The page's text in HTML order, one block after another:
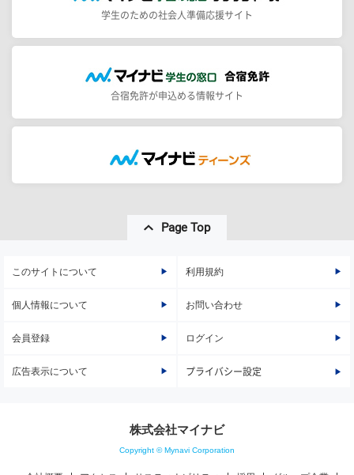
学生のための社会人準備応援サイト
合宿免許が申込める情報サイト
Page Top
このサイトについて 利用規約
個人情報について お問い合わせ
会員登録 ログイン
広告表示について プライバシー設定
株式会社マイナビ
Copyright © Mynavi Corporation